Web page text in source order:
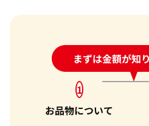
まずは金額が知
24時間受付中!問い
1
お品物について